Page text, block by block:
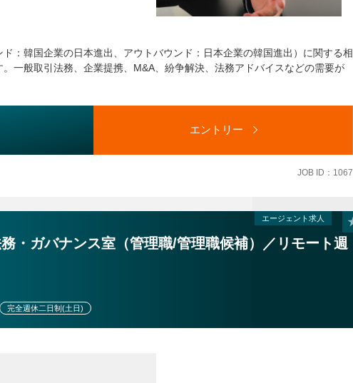
：韓国企業の日本進出、アウトバウンド：日本企業の韓国進出）に関する相
一般取引法務、企業提携、M&A、紛争解決、法務アドバイスなどの需要が
ートナーへの道に自分の将来像を描けないでいる弁護士
としている経験弁護士の方は、ぜひ、ご検討ください。
とができるレベルの高い専門性を持った方や、裁判官、検察官出身の方を歓
業からの依頼を中心に対応してきましたが、組織として大きな成長を遂げた
依頼が大幅に増加しています。
エントリー
JOB ID：1067
エージェント求人
・ガバナンス室（管理職/管理職候補）／リモート週
完全週休二日制(土日)